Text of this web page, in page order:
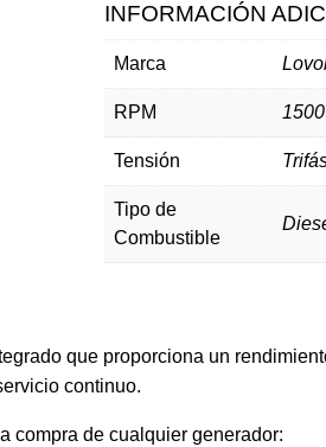
INFORMACIÓN
Marca
RPM 1500
Tensión
Tipo de
Combustible
que proporciona un
continuo.
compra de cualquier generador: